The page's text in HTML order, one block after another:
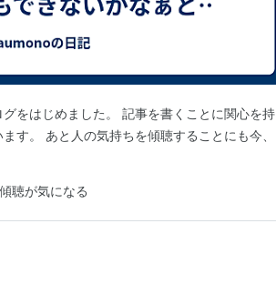
をはじめました。 記事を書くことに関心を持
す。 あと人の気持ちを傾聴することにも今、
傾聴が気になる